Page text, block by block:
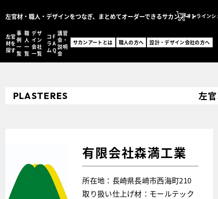
左官材・職人・デザインをつなぎ、まとめてオーダーできるサカンアートオンラインシ
左官
材を
探す
事
例
一
覧
職
人
一
覧
デザ
イン
会社
一覧
コ
ラ
ム
F
A
Q
講習
会・
説明
会
サカンアートとは 職人の方へ 設計・デザイン会社の方へ
サカンアートとは
職人の方へ
設計・デザイン会社の
コラム
FAQ
講習会・説明会
お問い合わせ
事例登録フォーム
PLASTERES 左
有限会社森満工業
所在地：長崎県長崎市西海町210
取り扱い仕上げ材：モールテック